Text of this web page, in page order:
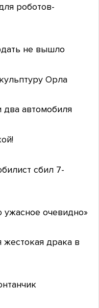
роботов-
не вышло
Орла
два автомобиля
сбил 7-
очевидно»
драка в